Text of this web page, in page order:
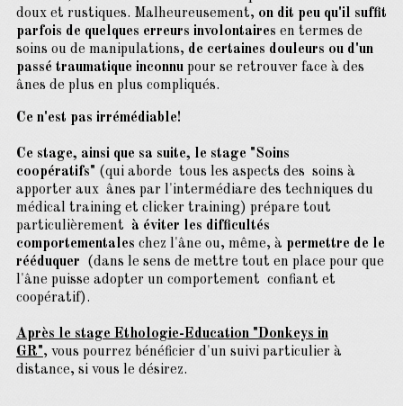
doux et rustiques. Malheureusement, on dit peu qu'il suffit
parfois de quelques erreurs involontaires en termes de
soins ou de manipulations, de certaines douleurs ou d'un
passé traumatique inconnu pour se retrouver face à des
ânes de plus en plus compliqués.
Ce n'est pas irrémédiable!
Ce stage, ainsi que sa suite, le stage "Soins
coopératifs" (qui aborde tous les aspects des soins à
apporter aux ânes par l'intermédiare des techniques du
médical training et clicker training) prépare tout
particulièrement
à éviter les difficultés
comportementales chez l'âne ou, même, à permettre de le
rééduquer (dans le sens de mettre tout en place pour que
l'âne puisse adopter un comportement confiant et
coopératif).
Après le stage Ethologie-Education "Donkeys in
GR", vous pourrez bénéficier d'un suivi particulier à
distance, si vous le désirez.